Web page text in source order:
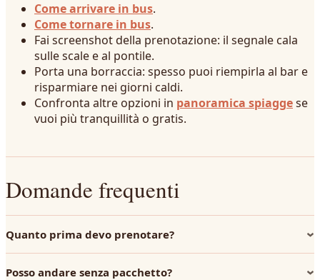
Come arrivare in bus.
Come tornare in bus.
Fai screenshot della prenotazione: il segnale cala
sulle scale e al pontile.
Porta una borraccia: spesso puoi riempirla al bar e
risparmiare nei giorni caldi.
Confronta altre opzioni in panoramica spiaggese
vuoi più tranquillità o gratis.
Domande frequenti
Quanto prima devo prenotare?
Posso andare senza pacchetto?